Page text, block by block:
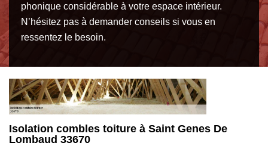
phonique considérable à votre espace intérieur.
N’hésitez pas à demander conseils si vous en
ressentez le besoin.
MM Rénovation toiture 33 un couvreur
passionné pour isoler les combles